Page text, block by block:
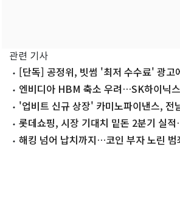
관련 기사
[단독] 공정위, 빗썸 '최저 수수료' 광고
엔비디아 HBM 축소 우려…SK하이닉
(종합)
'업비트 신규 상장' 카미노파이낸스, 전
징코인]
롯데쇼핑, 시장 기대치 밑돈 2분기 실
해킹 넘어 납치까지…코인 부자 노린